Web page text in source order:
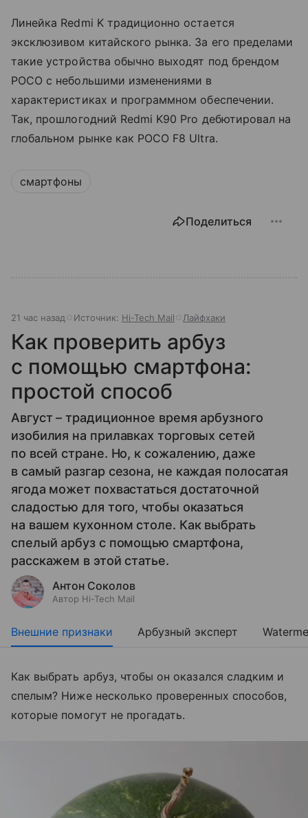
Линейка Redmi K традиционно остается
эксклюзивом китайского рынка. За его пределами
такие устройства обычно выходят под брендом
POCO с небольшими изменениями в
характеристиках и программном обеспечении.
Так, прошлогодний Redmi K90 Pro дебютировал на
глобальном рынке как POCO F8 Ultra.
смартфоны
Поделиться
21 час назад Источник: Hi-Tech Mail Лайфхаки
Как проверить арбуз
с помощью смартфона:
простой способ
Август – традиционное время арбузного
изобилия на прилавках торговых сетей
по всей стране. Но, к сожалению, даже
в самый разгар сезона, не каждая полосатая
ягода может похвастаться достаточной
сладостью для того, чтобы оказаться
на вашем кухонном столе. Как выбрать
спелый арбуз с помощью смартфона,
расскажем в этой статье.
Антон Соколов
Автор Hi-Tech Mail
Внешние признаки Арбузный эксперт
Как выбрать арбуз, чтобы он оказался сладким и
спелым? Ниже несколько проверенных способов,
которые помогут не прогадать.